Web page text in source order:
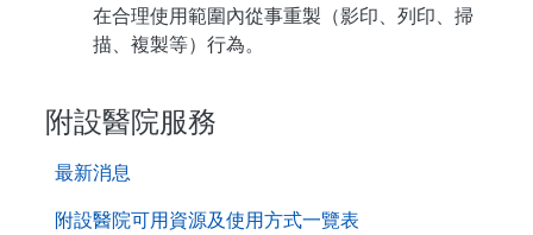
附設醫院服務
第
二
層
最新消息
附設醫院可用資源及使用方式一覽表
在合理使用範圍內從事重製（影印、列印、掃
描、複製等）行為。